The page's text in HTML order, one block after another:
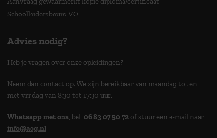
Schoolleidersbeurs-VO
Advies nodig?
Heb je vragen over onze opleidingen?
Neem dan contact op. We zijn bereikbaar van maandag tot en
met vrijdag van 8:30 tot 17:30 uur.
Whatsapp met ons, bel 06 83 07 50 72 of stuur een e-mail naar
info@aog.nl